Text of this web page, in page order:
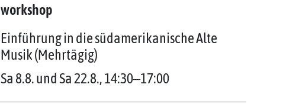
workshop
Einführung in die südamerikanische Alte
Musik (Mehrtägig)
Sa 8.8. und Sa 22.8., 14:30‒17:00